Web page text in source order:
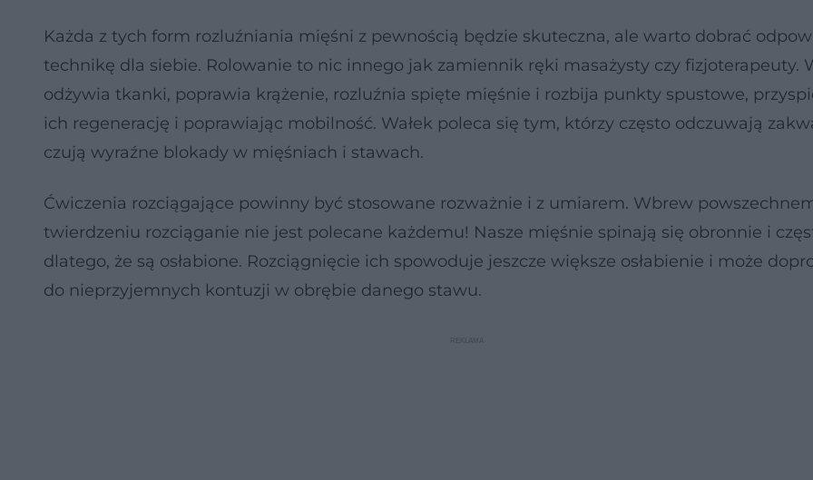
Każda z tych form rozluźniania mięśni z pewnością będzie skuteczna, ale warto dobrać
technikę dla siebie. Rolowanie to nic innego jak zamiennik ręki masażysty czy fizjoterapeuty.
odżywia tkanki, poprawia krążenie, rozluźnia spięte mięśnie i rozbija punkty spustowe,
ich regenerację i poprawiając mobilność. Wałek poleca się tym, którzy często odczuwają
czują wyraźne blokady w mięśniach i stawach.
Ćwiczenia rozciągające powinny być stosowane rozważnie i z umiarem. Wbrew
twierdzeniu rozciąganie nie jest polecane każdemu! Nasze mięśnie spinają się obronnie i
dlatego, że są osłabione. Rozciągnięcie ich spowoduje jeszcze większe osłabienie i może
do nieprzyjemnych kontuzji w obrębie danego stawu.